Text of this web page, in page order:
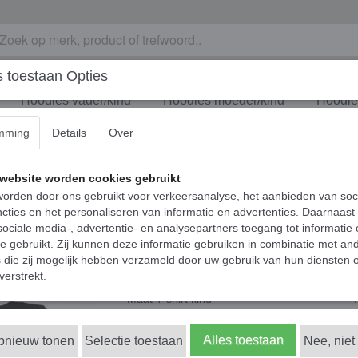
Hoodies vader/kind Hoodies moeder/kind
- Mommy's expensive little bestie
Matching los T-
Mommy's
€ 18,95 (inclusief btw 21%)
Maat T-shirt kind
toestaan Opties
Details Over
worden cookies gebruikt
door ons gebruikt voor verkeersanalyse, het aanbieden van
en het personaliseren van informatie en advertenties. Daarnaast
media-, advertentie- en analysepartners toegang tot informatie
gebruikt. Zij kunnen deze informatie gebruiken in combinatie met
die zij mogelijk hebben verzameld door uw gebruik van hun diensten
tonen Selectie toestaan Alles toestaan Nee, niet